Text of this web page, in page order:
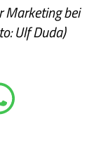
Marketing bei
Ulf Duda)